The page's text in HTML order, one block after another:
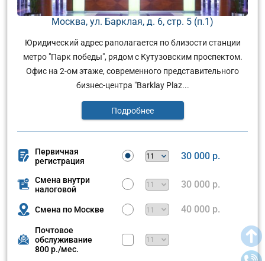
Москва, ул. Барклая, д. 6, стр. 5 (п.1)
Юридический адрес раполагается по близости станции
метро "Парк победы", рядом с Кутузовским проспектом.
Офис на 2-ом этаже, современного представительного
бизнес-центра "Barklay Plaz...
Подробнее
Первичная
регистрация
30 000 р.
Смена внутри
налоговой
30 000 р.
Смена по Москве 40 000 р.
Почтовое
обслуживание
800 р./мес.